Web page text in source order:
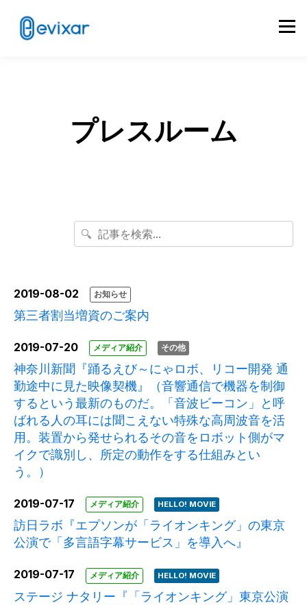
プレスルーム
🔍
2019-08-02 お知らせ
第三者割当増資のご案内
2019-07-20 メディア紹介 その他
神奈川新聞『踊るえび～にゃロボ、リコー開発 通
勤途中に見た映像契機』（音響通信で機器を制御
するという最新のものだ。「音波ビーコン」と呼
ばれる人の耳には聞こえない特殊な高周波音を活
用。装置から発せられるその音をロボット側がマ
イクで識別し、所定の動作をする仕組みとい
う。）
2019-07-17 メディア紹介 HELLO! MOVIE
訪日ラボ『エプソンが「ライオンキング」の東京
公演で「多言語字幕サービス」を導入へ』
2019-07-17 メディア紹介 HELLO! MOVIE
ステージ ナタリー『「ライオンキング」東京公演